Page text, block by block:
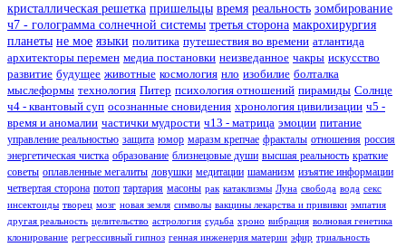
кристаллическая решетка пришельцы время реальность зомбирование
ч7 - голограмма солнечной системы третья сторона макрохирургия
планеты не мое языки политика путешествия во времени атлантида
архитекторы перемен медиа постановки неизведанное чакры искусство
развитие будущее животные космология нло изобилие болталка
мыслеформы технология Питер психология отношений пирамиды Солнце
ч4 - квантовый суп осознанные сновидения хронология цивилизации ч5 -
время и аномалии частички мудрости ч13 - матрица эмоции питание
управление реальностью защита юмор маразм крепчае фракталы отношения россия
энергетическая чистка образование близнецовые души высшая реальность краткие
советы оплавленные мегалиты ловушки медитации шаманизм изъятие информации
четвертая сторона потоп тартария масоны рак катаклизмы Луна свобода вода секс
инсектоиды творец мозг новая земля символы вакцины лекарства и прививки эмпатия
другая реальность целительство астрология судьба хроно вибрация волновая генетика
клонирование регрессивный гипноз генная инженерия материи эфир триальность